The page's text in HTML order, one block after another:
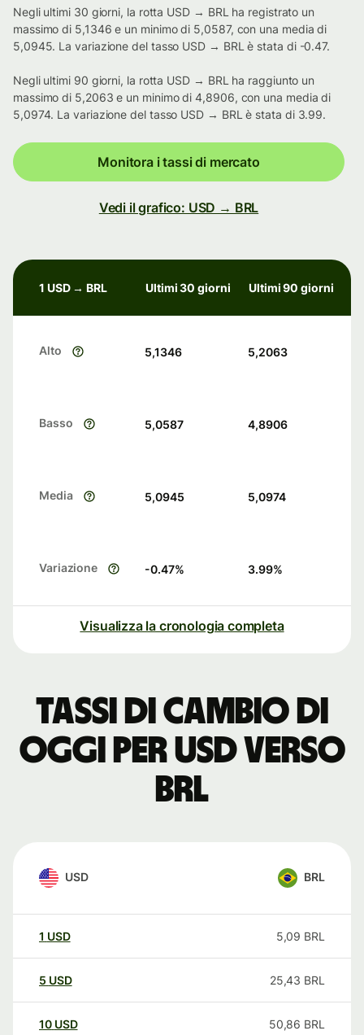
Negli ultimi 30 giorni, la rotta USD → BRL ha registrato un
massimo di 5,1346 e un minimo di 5,0587, con una media di
5,0945. La variazione del tasso USD → BRL è stata di -0.47.
Negli ultimi 90 giorni, la rotta USD → BRL ha raggiunto un
massimo di 5,2063 e un minimo di 4,8906, con una media di
5,0974. La variazione del tasso USD → BRL è stata di 3.99.
Monitora i tassi di mercato
Vedi il grafico: USD → BRL
1 USD → BRL Ultimi 30 giorni Ultimi 90 giorni
Alto 5,1346 5,2063
Basso 5,0587 4,8906
Media 5,0945 5,0974
Variazione -0.47% 3.99%
Visualizza la cronologia completa
Tassi di cambio di
oggi per USD verso
BRL
USD BRL
1 USD 5,09 BRL
5 USD 25,43 BRL
10 USD 50,86 BRL